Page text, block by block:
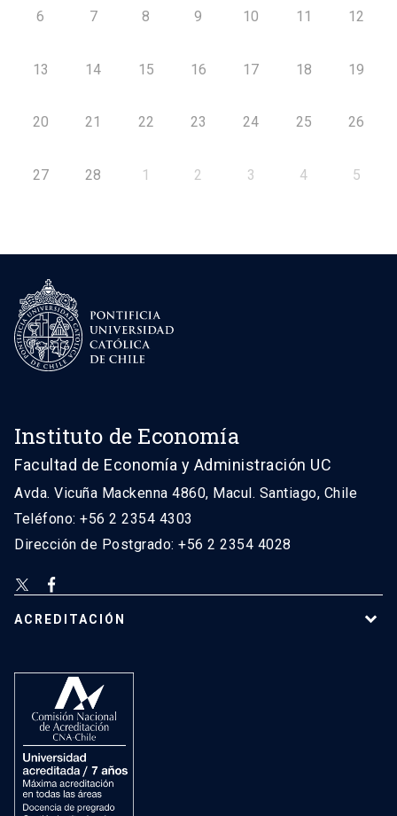
6 7 8 9 10 11 12
13 14 15 16 17 18 19
20 21 22 23 24 25 26
27 28 1 2 3 4 5
Instituto de Economía
Facultad de Economía y Administración UC
Avda. Vicuña Mackenna 4860, Macul. Santiago, Chile
Teléfono: +56 2 2354 4303
Dirección de Postgrado: +56 2 2354 4028
ACREDITACIÓN